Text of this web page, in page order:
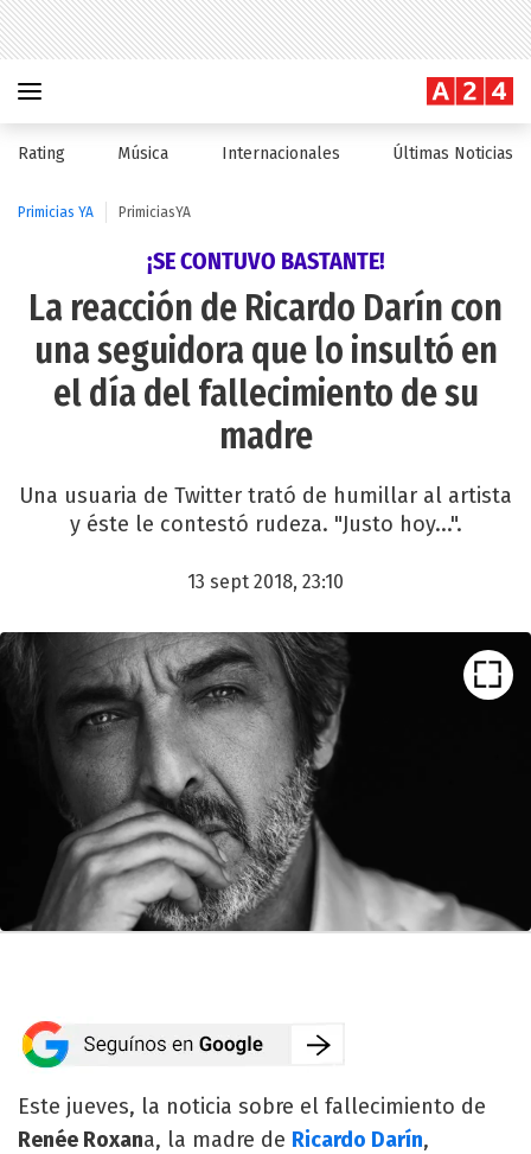
Rating Música Internacionales Últimas Noticias
Primicias YA PrimiciasYA
¡SE CONTUVO BASTANTE!
La reacción de Ricardo Darín con
una seguidora que lo insultó en
el día del fallecimiento de su
madre
Una usuaria de Twitter trató de humillar al artista
y éste le contestó rudeza. "Justo hoy...".
13 sept 2018, 23:10
Este jueves, la noticia sobre el fallecimiento de
Renée Roxana, la madre de Ricardo Darín,